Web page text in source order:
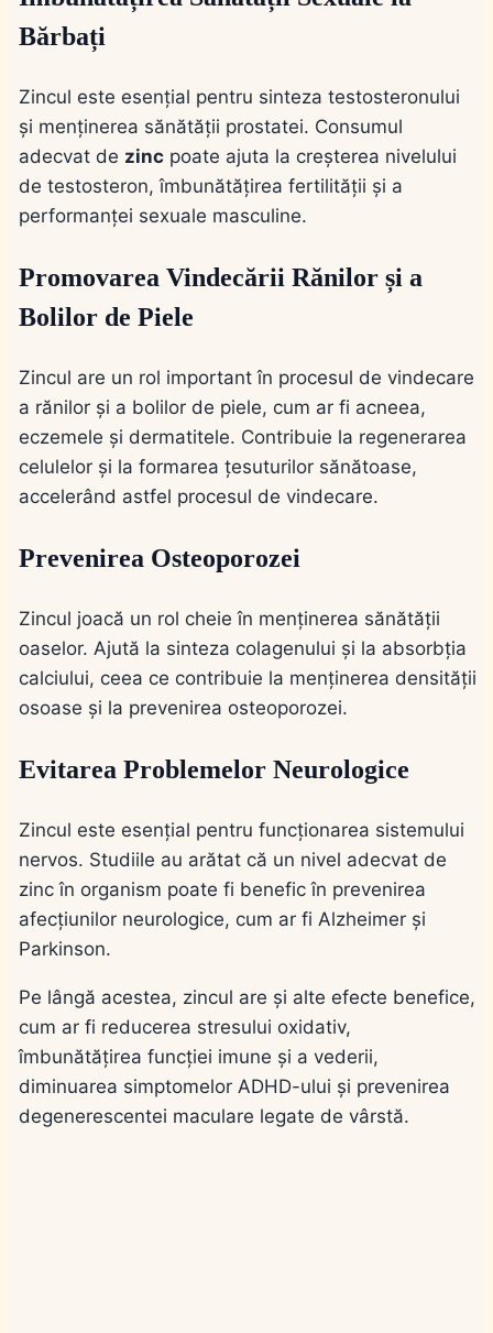
Bărbați
Zincul este esențial pentru sinteza testosteronului
și menținerea sănătății prostatei. Consumul
adecvat de zinc poate ajuta la creșterea nivelului
de testosteron, îmbunătățirea fertilității și a
performanței sexuale masculine.
Promovarea Vindecării Rănilor și a
Bolilor de Piele
Zincul are un rol important în procesul de vindecare
a rănilor și a bolilor de piele, cum ar fi acneea,
eczemele și dermatitele. Contribuie la regenerarea
celulelor și la formarea țesuturilor sănătoase,
accelerând astfel procesul de vindecare.
Prevenirea Osteoporozei
Zincul joacă un rol cheie în menținerea sănătății
oaselor. Ajută la sinteza colagenului și la absorbția
calciului, ceea ce contribuie la menținerea densității
osoase și la prevenirea osteoporozei.
Evitarea Problemelor Neurologice
Zincul este esențial pentru funcționarea sistemului
nervos. Studiile au arătat că un nivel adecvat de
zinc în organism poate fi benefic în prevenirea
afecțiunilor neurologice, cum ar fi Alzheimer și
Parkinson.
Pe lângă acestea, zincul are și alte efecte benefice,
cum ar fi reducerea stresului oxidativ,
îmbunătățirea funcției imune și a vederii,
diminuarea simptomelor ADHD-ului și prevenirea
degenerescentei maculare legate de vârstă.